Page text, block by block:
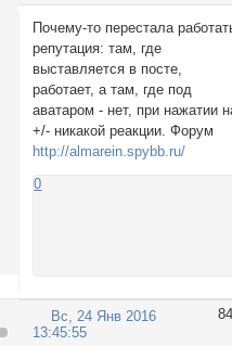
Почему-то перестала
репутация: там, где
выставляется в посте,
работает, а там, где под
аватаром - нет, при нажатии
+/- никакой реакции. Форум
http://almarein.spybb.ru/
0
84
Вс, 24 Янв 2016
13:45:55